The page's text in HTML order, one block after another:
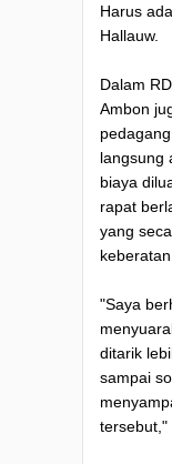
Harus
Hallauw.
Dalam
Ambon
langsung
biaya
rapat
yang
keberatan.
"Saya
ditarik
sampai
tersebut,"